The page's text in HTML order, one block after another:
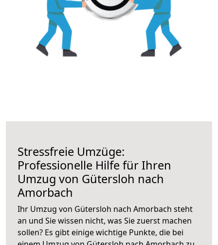
Stressfreie Umzüge:
Professionelle Hilfe für Ihren
Umzug von Gütersloh nach
Amorbach
Ihr Umzug von Gütersloh nach Amorbach steht
an und Sie wissen nicht, was Sie zuerst machen
sollen? Es gibt einige wichtige Punkte, die bei